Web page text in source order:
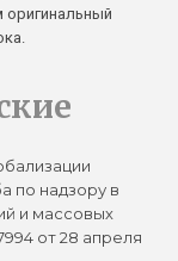
оригинальный
по надзору в
и массовых
от 28 апреля